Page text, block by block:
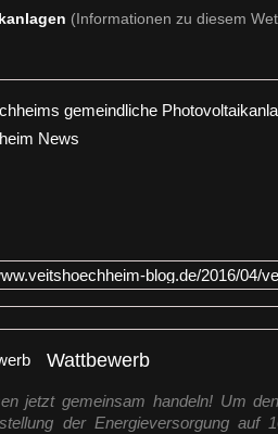
(Informationen zu diesem
Wattbewerb
jetzt gemeinsam handeln! Um
der Energieversorgung auf